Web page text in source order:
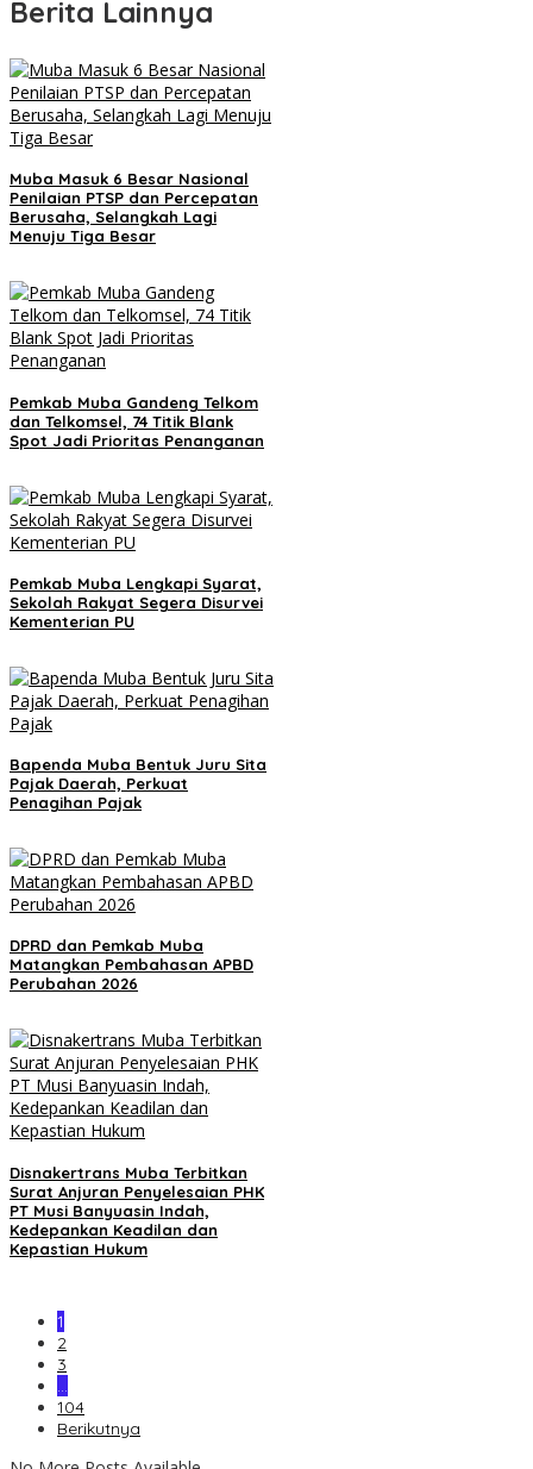
Berita Lainnya
Muba Masuk 6 Besar Nasional
Penilaian PTSP dan Percepatan
Berusaha, Selangkah Lagi
Menuju Tiga Besar
Pemkab Muba Gandeng Telkom
dan Telkomsel, 74 Titik Blank
Spot Jadi Prioritas Penanganan
Pemkab Muba Lengkapi Syarat,
Sekolah Rakyat Segera Disurvei
Kementerian PU
Bapenda Muba Bentuk Juru Sita
Pajak Daerah, Perkuat
Penagihan Pajak
DPRD dan Pemkab Muba
Matangkan Pembahasan APBD
Perubahan 2026
Disnakertrans Muba Terbitkan
Surat Anjuran Penyelesaian PHK
PT Musi Banyuasin Indah,
Kedepankan Keadilan dan
Kepastian Hukum
1
2
3
…
104
Berikutnya